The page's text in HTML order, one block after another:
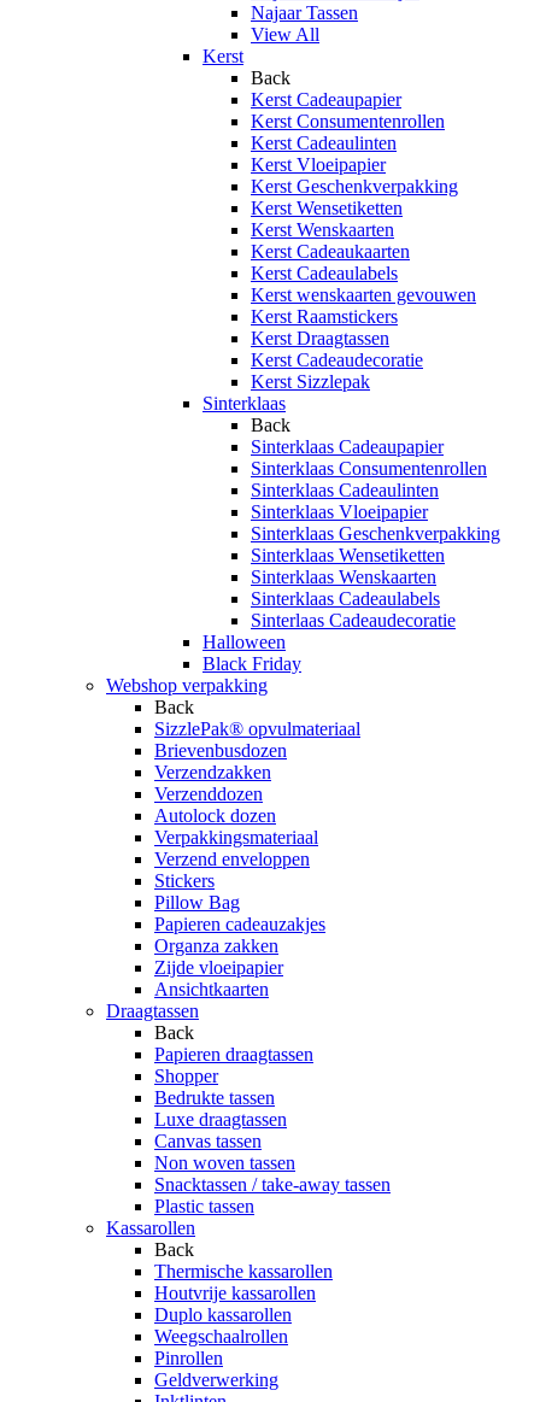
Najaar Tassen
View All
Kerst
Back
Kerst Cadeaupapier
Kerst Consumentenrollen
Kerst Cadeaulinten
Kerst Vloeipapier
Kerst Geschenkverpakking
Kerst Wensetiketten
Kerst Wenskaarten
Kerst Cadeaukaarten
Kerst Cadeaulabels
Kerst wenskaarten gevouwen
Kerst Raamstickers
Kerst Draagtassen
Kerst Cadeaudecoratie
Kerst Sizzlepak
Sinterklaas
Back
Sinterklaas Cadeaupapier
Sinterklaas Consumentenrollen
Sinterklaas Cadeaulinten
Sinterklaas Vloeipapier
Sinterklaas Geschenkverpakking
Sinterklaas Wensetiketten
Sinterklaas Wenskaarten
Sinterklaas Cadeaulabels
Sinterlaas Cadeaudecoratie
Halloween
Black Friday
Webshop verpakking
Back
SizzlePak® opvulmateriaal
Brievenbusdozen
Verzendzakken
Verzenddozen
Autolock dozen
Verpakkingsmateriaal
Verzend enveloppen
Stickers
Pillow Bag
Papieren cadeauzakjes
Organza zakken
Zijde vloeipapier
Ansichtkaarten
Draagtassen
Back
Papieren draagtassen
Shopper
Bedrukte tassen
Luxe draagtassen
Canvas tassen
Non woven tassen
Snacktassen / take-away tassen
Plastic tassen
Kassarollen
Back
Thermische kassarollen
Houtvrije kassarollen
Duplo kassarollen
Weegschaalrollen
Pinrollen
Geldverwerking